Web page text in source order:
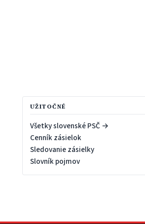
UŽITOČNÉ
Všetky slovenské PSČ →
Cenník zásielok
Sledovanie zásielky
Slovník pojmov